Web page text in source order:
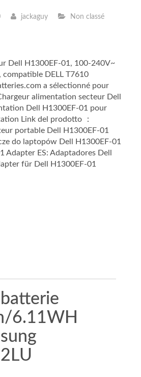
jackaguy Non classé
Dell H1300EF-01, 100-240V~
compatible DELL T7610
a sélectionné pour
alimentation secteur Dell
Dell H1300EF-01 pour
Link del prodotto ：
portable Dell H1300EF-01
do laptopów Dell H1300EF-01
Adapter ES: Adaptadores Dell
für Dell H1300EF-01
6.11WH